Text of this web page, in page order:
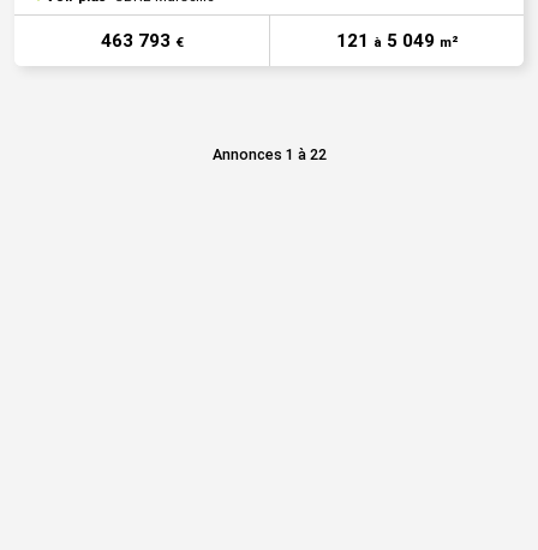
463 793 € 121 à5 049 m²
Annonces 1 à 22